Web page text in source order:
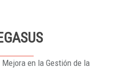
en la Gestión de la